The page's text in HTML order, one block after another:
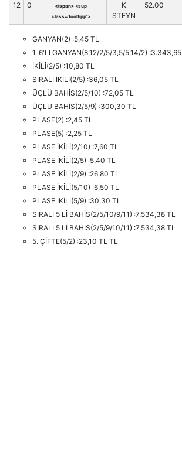
12
0
</span> <sup
class='tooltipp'>
K
STEYN
52.00
GANYAN(2) :5,45 TL
1. 6'LI GANYAN(8,12/2/5/3,5/5,14/2)
İKİLİ(2/5) :10,80 TL
SIRALI İKİLİ(2/5) :36,05 TL
ÜÇLÜ BAHİS(2/5/10) :72,05 TL
ÜÇLÜ BAHİS(2/5/9) :300,30 TL
PLASE(2) :2,45 TL
PLASE(5) :2,25 TL
PLASE İKİLİ(2/10) :7,60 TL
PLASE İKİLİ(2/5) :5,40 TL
PLASE İKİLİ(2/9) :26,80 TL
PLASE İKİLİ(5/10) :6,50 TL
PLASE İKİLİ(5/9) :30,30 TL
SIRALI 5 Lİ BAHİS(2/5/10/9/11) :7.534,38 TL
SIRALI 5 Lİ BAHİS(2/5/9/10/11) :7.534,38 TL
5. ÇİFTE(5/2) :23,10 TL TL